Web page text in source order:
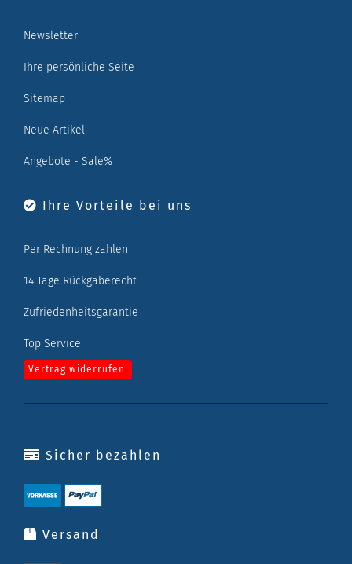
Newsletter
Ihre persönliche Seite
Sitemap
Neue Artikel
Angebote - Sale%
Ihre Vorteile bei uns
Per Rechnung zahlen
14 Tage Rückgaberecht
Zufriedenheitsgarantie
Top Service
Vertrag widerrufen
Sicher bezahlen
Versand